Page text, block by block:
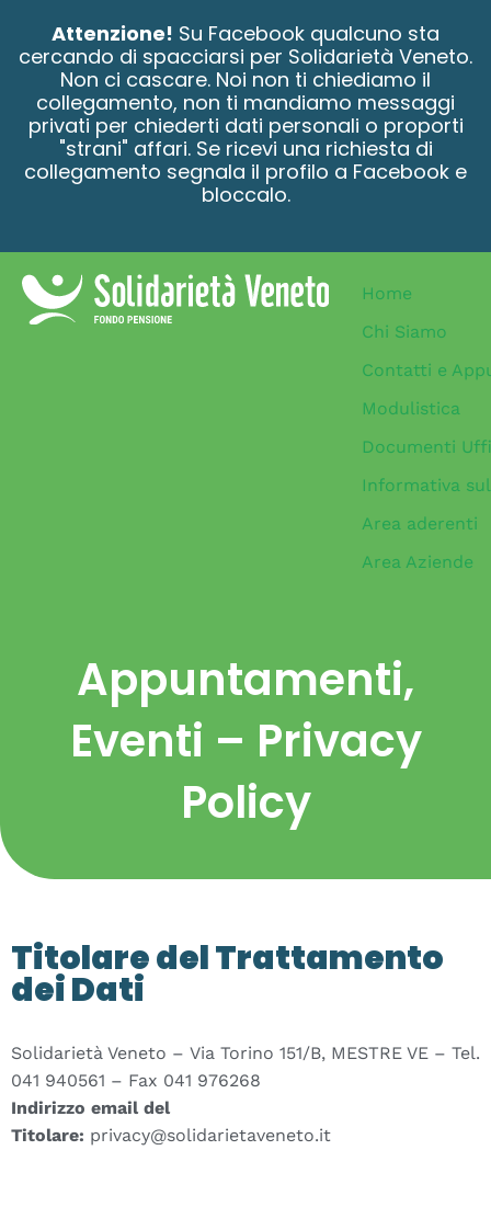
Attenzione! Su Facebook qualcuno sta
cercando di spacciarsi per Solidarietà Veneto.
Non ci cascare. Noi non ti chiediamo il
collegamento, non ti mandiamo messaggi
privati per chiederti dati personali o proporti
"strani" affari. Se ricevi una richiesta di
collegamento segnala il profilo a Facebook e
bloccalo.
Home
Chi Siamo
Contatti e
Modulistica
Documenti
Informativa
Area aderenti
Area Aziende
Appuntamenti,
Eventi – Privacy
Policy
Titolare del Trattamento
dei Dati
Solidarietà Veneto – Via Torino 151/B, MESTRE VE – Tel.
041 940561 – Fax 041 976268
Indirizzo email del
Titolare: privacy@solidarietaveneto.it